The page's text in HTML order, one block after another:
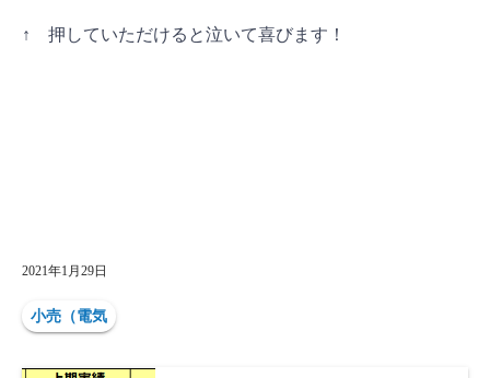
↑ 押していただけると泣いて喜びます ！
2021年1月29日
小売（電気